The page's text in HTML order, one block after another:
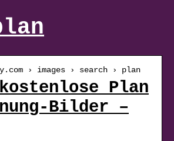
› images › search › plan
Plan
Bilder –